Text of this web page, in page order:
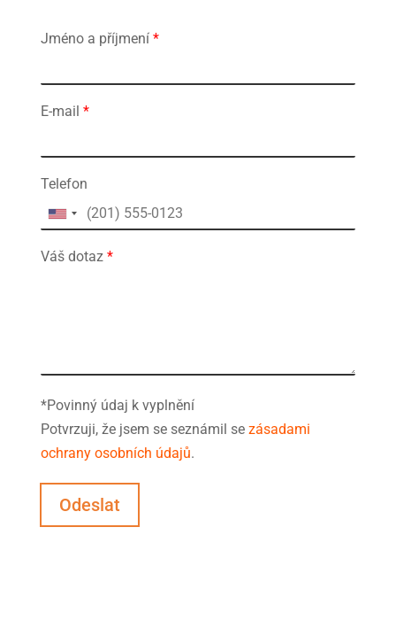
Jméno a příjmení *
E-mail *
Telefon
Váš dotaz *
*Povinný údaj k vyplnění
Potvrzuji, že jsem se seznámil se zásadami
ochrany osobních údajů.
Odeslat